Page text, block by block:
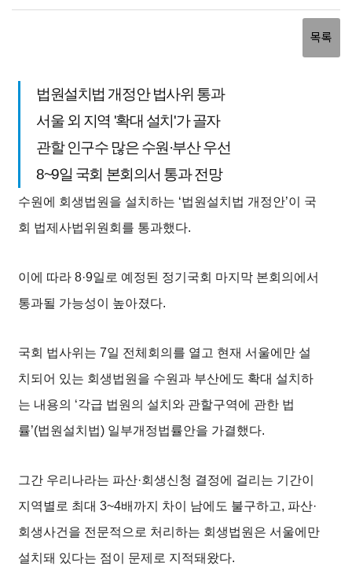
목록
법원설치법 개정안 법사위 통과
서울 외 지역 '확대 설치'가 골자
관할 인구수 많은 수원·부산 우선
8~9일 국회 본회의서 통과 전망
수원에 회생법원을 설치하는 ‘법원설치법 개정안’이 국
회 법제사법위원회를 통과했다.
이에 따라 8·9일로 예정된 정기국회 마지막 본회의에서
통과될 가능성이 높아졌다.
국회 법사위는 7일 전체회의를 열고 현재 서울에만 설
치되어 있는 회생법원을 수원과 부산에도 확대 설치하
는 내용의 ‘각급 법원의 설치와 관할구역에 관한 법
률’(법원설치법) 일부개정법률안을 가결했다.
그간 우리나라는 파산·회생신청 결정에 걸리는 기간이
지역별로 최대 3~4배까지 차이 남에도 불구하고, 파산·
회생사건을 전문적으로 처리하는 회생법원은 서울에만
설치돼 있다는 점이 문제로 지적돼왔다.